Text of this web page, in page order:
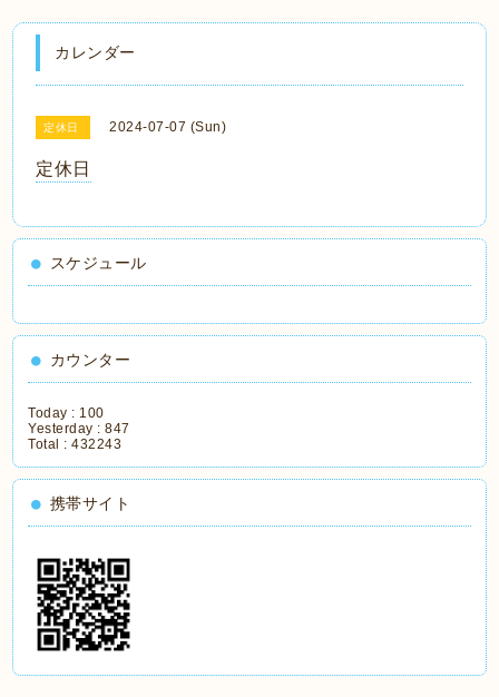
カレンダー
定休日 2024-07-07 (Sun)
定休日
スケジュール
カウンター
Today : 100
Yesterday :847
Total :432243
携帯サイト